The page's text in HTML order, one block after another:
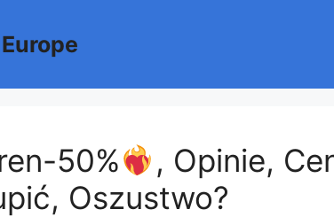
50%
, Opinie,
Oszustwo?